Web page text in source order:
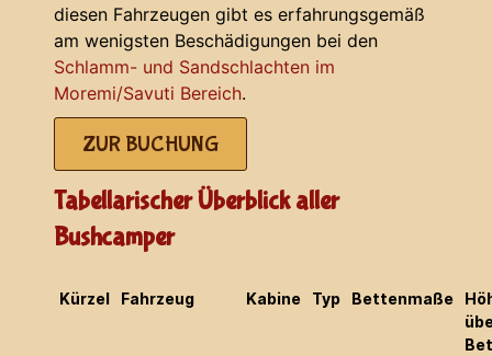
diesen Fahrzeugen gibt es erfahrungsgemäß
am wenigsten Beschädigungen bei den
Schlamm- und Sandschlachten im
Moremi/Savuti Bereich.
ZUR BUCHUNG
Tabellarischer Überblick aller
Bushcamper
Kürzel Fahrzeug Kabine Typ Bettenmaße